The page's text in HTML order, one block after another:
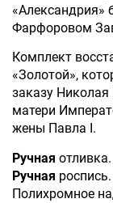
Фарфоровом
Комплект
«Золотой»,
заказу Николая
матери
жены Павла I.
Ручная отливка.
Ручная роспись.
Полихромное